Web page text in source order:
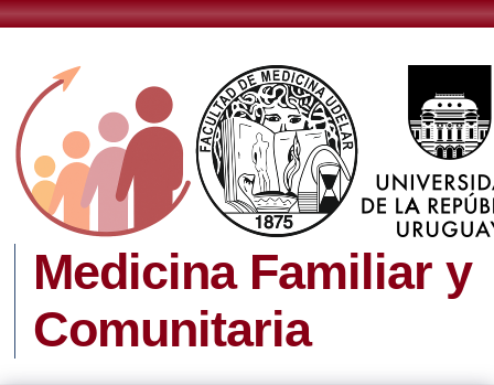
Pasar al contenido principal
Medicina Familiar y
Comunitaria